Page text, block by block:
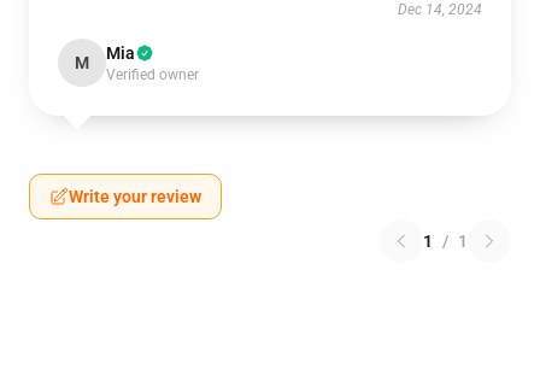
Dec 14, 2024
M Mia
Verified owner
Write your review
1 / 1